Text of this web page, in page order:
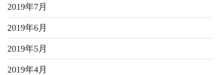
2019年7月
2019年6月
2019年5月
2019年4月